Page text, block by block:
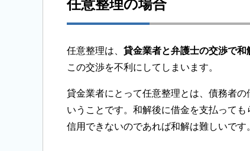
任意整理の場合
任意整理は、 貸金業者と弁護士の交渉で和
この交渉を不利にしてしまいます。
貸金業者にとって任意整理とは、債務者
いうことです。和解後に借金を支払って
信用できないのであれば和解は難しいです